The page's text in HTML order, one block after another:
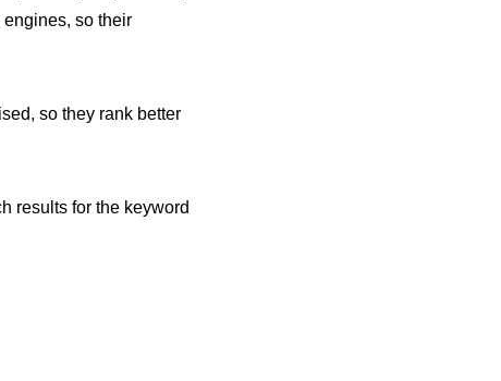
so their
so they rank better
results for the keyword